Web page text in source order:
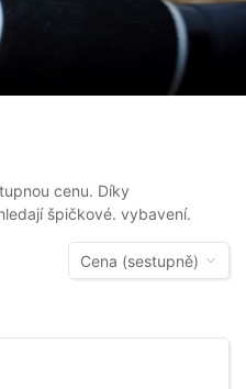
cenu. Díky
špičkové. vybavení.
Cena (sestupně)